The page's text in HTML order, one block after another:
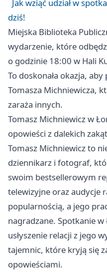
Jak wziąć udział w
dziś!
Miejska Biblioteka
wydarzenie, które
o godzinie 18:00 w Hali
To doskonała okazja,
Tomasza Michniewicza,
zaraża innych.
Tomasz Michniewicz w
opowieści z dalekich
Tomasz Michniewicz to
dziennikarz i fotograf,
swoim bestsellerowym
telewizyjne oraz audycje
popularnością, a jego
nagradzane. Spotkanie
usłyszenie relacji z jego
tajemnic, które kryją się
opowieściami.